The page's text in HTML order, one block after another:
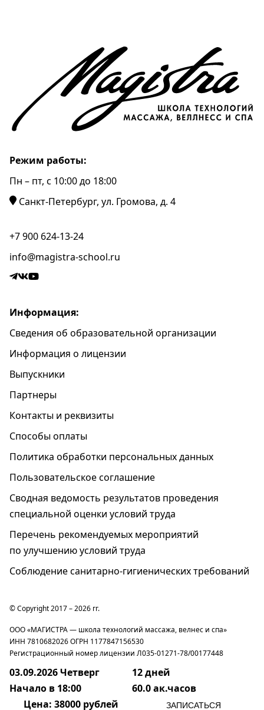
03.09.2026 Четверг
Начало в 18:00
12 дней
60.0 ак.часов
Цена: 38000 рублей ЗАПИСАТЬСЯ
Режим работы:
Пн – пт, c 10:00 до 18:00
Санкт-Петербург, ул. Громова, д. 4
+7 900 624-13-24
info@magistra-school.ru
Информация:
Сведения об образовательной организации
Информация о лицензии
Выпускники
Партнеры
Контакты и реквизиты
Способы оплаты
Политика обработки персональных данных
Пользовательское соглашение
Cводная ведомость результатов проведения
специальной оценки условий труда
Перечень рекомендуемых мероприятий
по улучшению условий труда
Соблюдение санитарно-гигиенических требований
© Copyright 2017 – 2026 гг.
ООО «МАГИСТРА — школа технологий массажа, велнес и спа»
ИНН 7810682026 ОГРН 1177847156530
Регистрационный номер лицензии Л035-01271-78/00177448